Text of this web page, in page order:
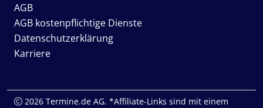
AGB
AGB kostenpflichtige Dienste
Datenschutzerklärung
Karriere
2026 Termine.de AG. *Affiliate-Links sind mit einem